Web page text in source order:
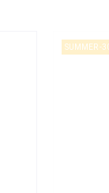
SUMMER -